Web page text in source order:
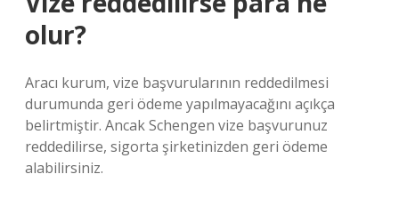
olur?
Aracı kurum, vize başvurularının reddedilmesi
durumunda geri ödeme yapılmayacağını açıkça
belirtmiştir. Ancak Schengen vize başvurunuz
reddedilirse, sigorta şirketinizden geri ödeme
alabilirsiniz.